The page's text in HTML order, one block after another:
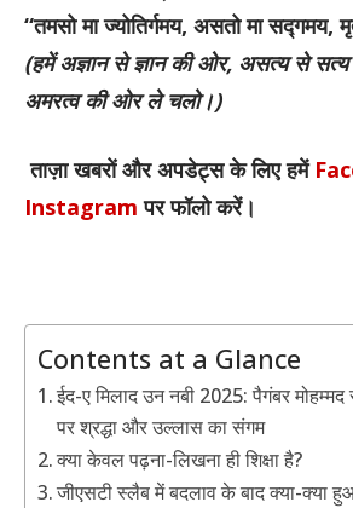
“तमसो मा ज्योतिर्गमय, असतो मा सद्गमय,
(हमें अज्ञान से ज्ञान की ओर, असत्य से
अमरत्व की ओर ले चलो।)
ताज़ा खबरों और अपडेट्स के लिए हमें
Instagram पर फॉलो करें।
Contents at a Glance
ईद-ए मिलाद उन नबी 2025: पैगंबर
पर श्रद्धा और उल्लास का संगम
क्या केवल पढ़ना-लिखना ही शिक्षा है?
जीएसटी स्लैब में बदलाव के बाद क्या-क्या